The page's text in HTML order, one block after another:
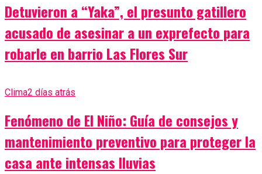
Detuvieron a “Yaka”, el presunto gatillero
acusado de asesinar a un exprefecto para
robarle en barrio Las Flores Sur
Clima2 días atrás
Fenómeno de El Niño: Guía de consejos y
mantenimiento preventivo para proteger la
casa ante intensas lluvias